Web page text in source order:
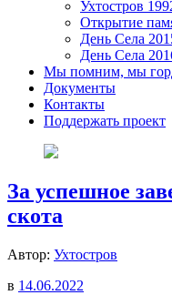
Ухтостров
Открытие
День Села
День Села
Мы помним, мы
Документы
Контакты
Поддержать проект
За успешное
скота
Автор: Ухтостров
в 14.06.2022